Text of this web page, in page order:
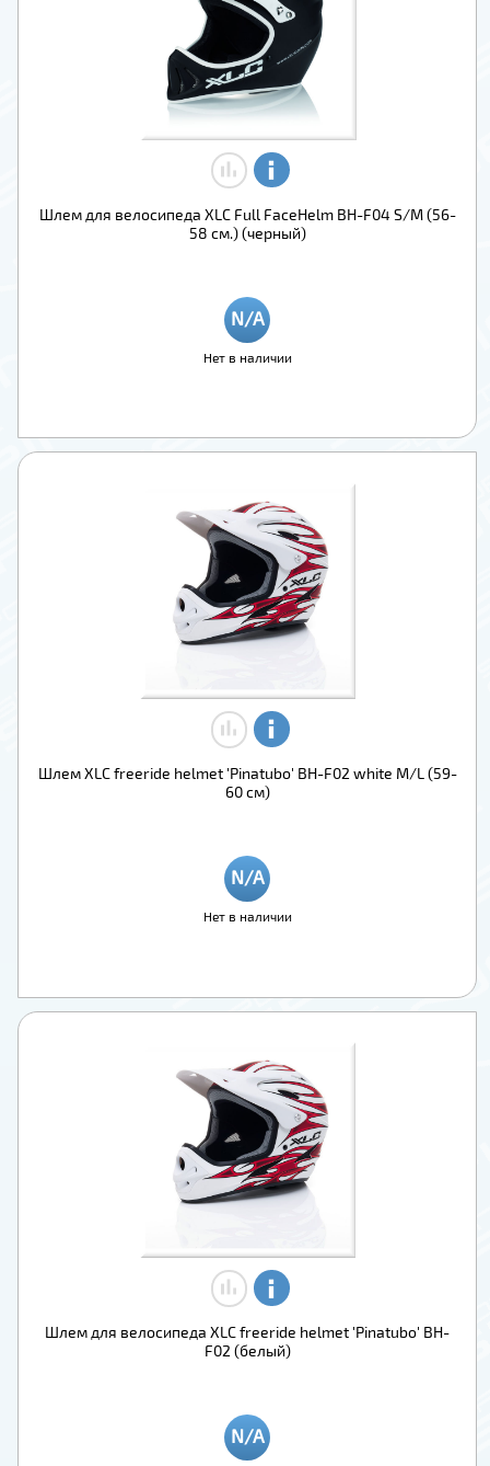
Шлем для велосипеда XLC Full FaceHelm BH-F04 S/M (56-
58 см.) (черный)
Нет в наличии
Шлем XLC freeride helmet 'Pinatubo' BH-F02 white M/L (59-
60 см)
Нет в наличии
Шлем для велосипеда XLC freeride helmet 'Pinatubo' BH-
F02 (белый)